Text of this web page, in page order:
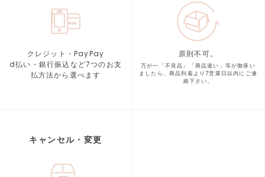
クレジット・PayPay
d払い・銀行振込など7つのお支
払方法から選べます
原則不可。
万が一「不良品」「商品違い」等が御座い
ましたら、商品到着より7営業日以内にご連
絡下さい。
キャンセル・変更